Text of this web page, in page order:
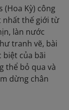
(Hoa Kỳ) công
nhất thế giới từ
làn nước
tranh vẽ, bài
biệt của bãi
thể bỏ qua và
dừng chân